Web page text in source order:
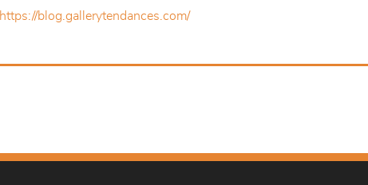
https://blog.gallerytendances.com/